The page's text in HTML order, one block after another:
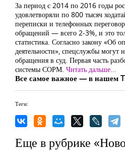
За период с 2014 по 2016 годы
удовлетворяли по 800 тысяч
переписки и телефонных
обращений — всего 2-3%, и это
статистика. Согласно закону «Об
деятельности», спецслужбы могут
обращения в суд. Первая часть
системы СОРМ. Читать дальше...
Все самое важное — в нашем
Теги:
Еще в рубрике